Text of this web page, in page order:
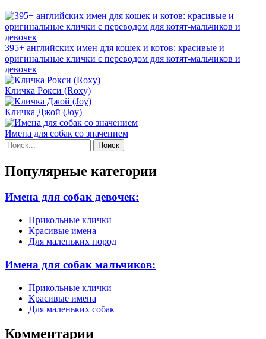
395+ английских имен для кошек и котов: красивые и
оригинальные клички с переводом для котят-мальчиков и
девочек
Кличка Рокси (Roxy)
Кличка Джой (Joy)
Имена для собак со значением
Поиск
Популярные категории
Имена для собак девочек:
Прикольные клички
Красивые имена
Для маленьких пород
Имена для собак мальчиков:
Прикольные клички
Красивые имена
Для маленьких собак
Комментарии